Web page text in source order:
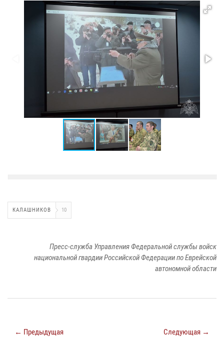
КАЛАШНИКОВ 10
Пресс-служба Управления Федеральной службы войск
национальной гвардии Российской Федерации по Еврейской
автономной области
← Предыдущая Следующая →